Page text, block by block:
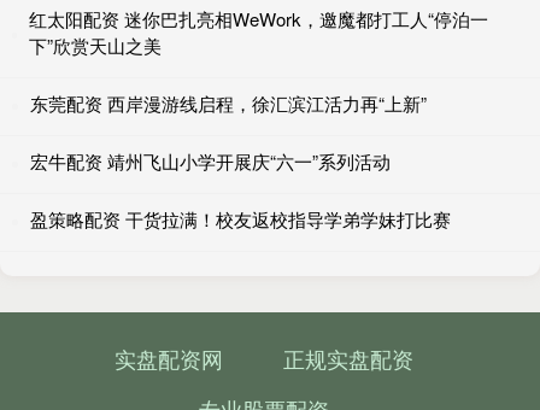
红太阳配资 迷你巴扎亮相WeWork，邀魔都打工人“停泊一
下”欣赏天山之美
东莞配资 西岸漫游线启程，徐汇滨江活力再“上新”
宏牛配资 靖州飞山小学开展庆“六一”系列活动
盈策略配资 干货拉满！校友返校指导学弟学妹打比赛
实盘配资网
正规实盘配资